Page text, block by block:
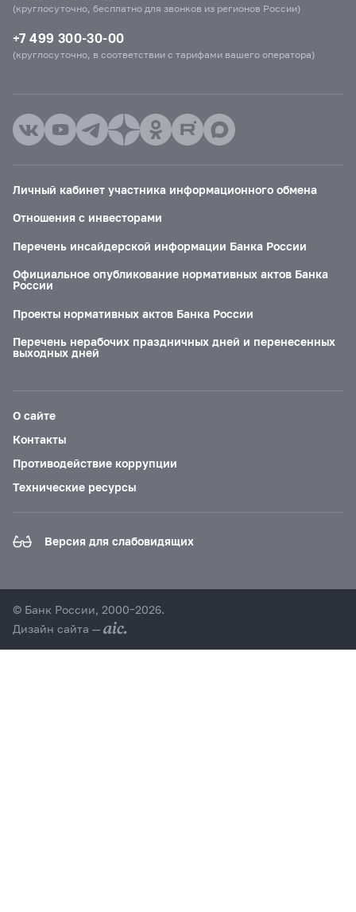
(круглосуточно, бесплатно для звонков из регионов России)
+7 499 300-30-00
(круглосуточно, в соответствии с тарифами вашего оператора)
Личный кабинет участника информационного обмена
Отношения с инвесторами
Перечень инсайдерской информации Банка России
Официальное опубликование нормативных актов Банка
России
Проекты нормативных актов Банка России
Перечень нерабочих праздничных дней и перенесенных
выходных дней
О сайте
Контакты
Противодействие коррупции
Технические ресурсы
Версия для слабовидящих
© Банк России, 2000–2026.
Дизайн сайта —